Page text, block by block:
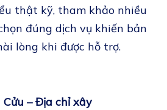
thật kỹ, tham khảo nhiều
đúng dịch vụ khiến bản
lòng khi được hỗ trợ.
– Địa chỉ xây